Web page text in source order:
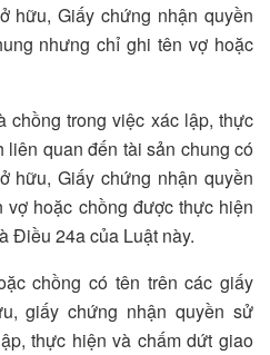
hữu, Giấy chứng nhận quyền
nhưng chỉ ghi tên vợ hoặc
chồng trong việc xác lập, thực
quan đến tài sản chung có
hữu, Giấy chứng nhận quyền
hoặc chồng được thực hiện
Điều 24a của Luật này.
chồng có tên trên các giấy
giấy chứng nhận quyền sử
thực hiện và chấm dứt giao